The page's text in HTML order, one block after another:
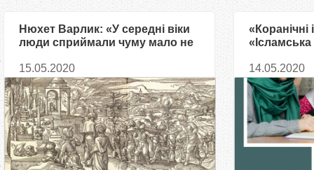
Нюхет Варлик: «У середні віки
люди сприймали чуму мало не
15.05.2020
«Коранічні
14.05.2020